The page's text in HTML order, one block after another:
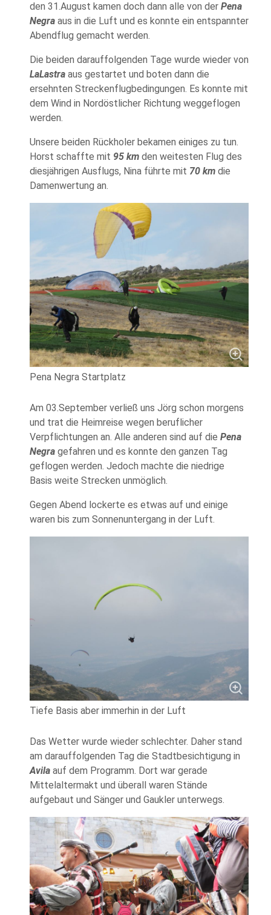
den 31.August kamen doch dann alle von der Pena
Negra aus in die Luft und es konnte ein entspannter
Abendflug gemacht werden.
Die beiden darauffolgenden Tage wurde wieder von
LaLastra aus gestartet und boten dann die
ersehnten Streckenflugbedingungen. Es konnte mit
dem Wind in Nordöstlicher Richtung weggeflogen
werden.
Unsere beiden Rückholer bekamen einiges zu tun.
Horst schaffte mit 95 km den weitesten Flug des
diesjährigen Ausflugs, Nina führte mit 70 km die
Damenwertung an.
Pena Negra Startplatz
Am 03.September verließ uns Jörg schon morgens
und trat die Heimreise wegen beruflicher
Verpflichtungen an. Alle anderen sind auf die Pena
Negra gefahren und es konnte den ganzen Tag
geflogen werden. Jedoch machte die niedrige
Basis weite Strecken unmöglich.
Gegen Abend lockerte es etwas auf und einige
waren bis zum Sonnenuntergang in der Luft.
Tiefe Basis aber immerhin in der Luft
Das Wetter wurde wieder schlechter. Daher stand
am darauffolgenden Tag die Stadtbesichtigung in
Avila auf dem Programm. Dort war gerade
Mittelaltermakt und überall waren Stände
aufgebaut und Sänger und Gaukler unterwegs.